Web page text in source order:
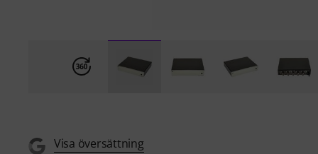
Visa översättning